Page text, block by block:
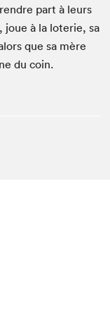
part à leurs
à la loterie, sa
que sa mère
du coin.